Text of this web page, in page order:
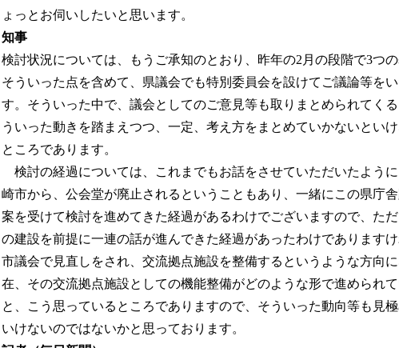
ょっとお伺いしたいと思います。
知事
検討状況については、もうご承知のとおり、昨年の2月の段階で3つ
そういった点を含めて、県議会でも特別委員会を設けてご議論等を
す。そういった中で、議会としてのご意見等も取りまとめられてく
ういった動きを踏まえつつ、一定、考え方をまとめていかないとい
ところであります。
検討の経過については、これまでもお話をさせていただいたよう
崎市から、公会堂が廃止されるということもあり、一緒にこの県庁
案を受けて検討を進めてきた経過があるわけでございますので、た
の建設を前提に一連の話が進んできた経過があったわけであります
市議会で見直しをされ、交流拠点施設を整備するというような方向
在、その交流拠点施設としての機能整備がどのような形で進められ
と、こう思っているところでありますので、そういった動向等も見
いけないのではないかと思っております。